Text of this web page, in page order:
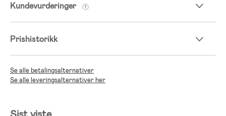
Kundevurderinger
Prishistorikk
Se alle betalingsalternativer
Se alle leveringsalternativer her